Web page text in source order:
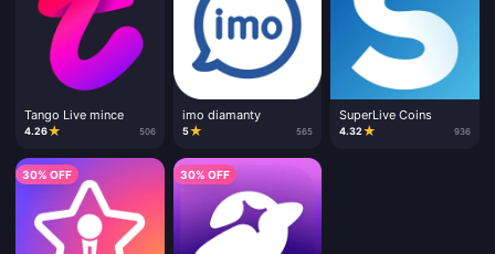
Tango Live mince
4.26★ 506
imo diamanty
5★ 565
SuperLive Coins
4.32★ 936
30% OFF 30% OFF